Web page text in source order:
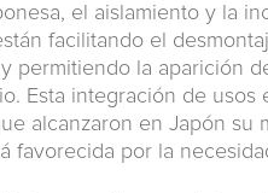
el aislamiento y la
facilitando el
permitiendo la aparición
Esta integración de usos
alcanzaron en Japón su
favorecida por la